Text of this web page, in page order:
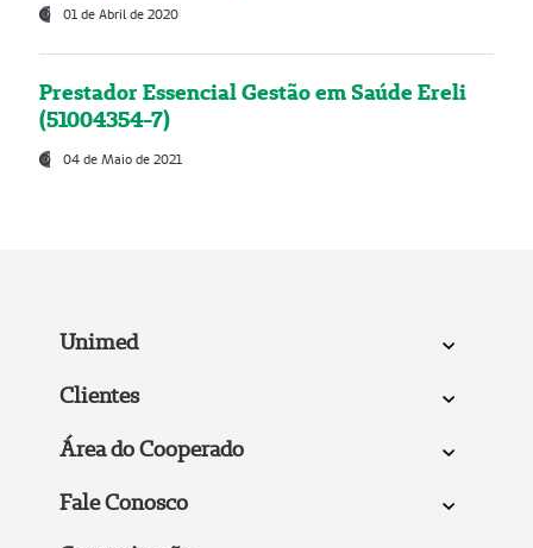
01 de Abril de 2020
Prestador Essencial Gestão em Saúde Ereli
(51004354-7)
04 de Maio de 2021
Unimed
Clientes
Área do Cooperado
Fale Conosco